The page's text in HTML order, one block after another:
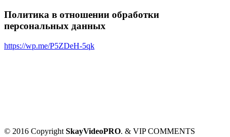
Политика в отношении обработки
персональных данных
https://wp.me/P5ZDeH-5qk
© 2016 Copyright SkayVideoPRO. & VIP COMMENTS